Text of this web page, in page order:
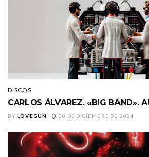
DISCOS
CARLOS ÁLVAREZ. «BIG BAND».
BY LOVEGUN 30 DE DICIEMBRE DE 2024